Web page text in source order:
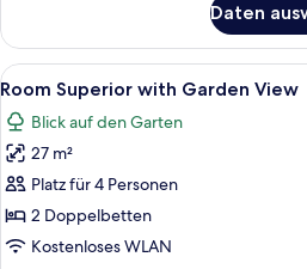
Zimmer,
eingeschränkter
Meerblick
Daten
Alle
Fotos
für
Room
Superior
with
Garden
4
Room Superior with Garden View
Blick auf den Garten
27 m²
Platz für 4 Personen
2 Doppelbetten
Kostenloses WLAN